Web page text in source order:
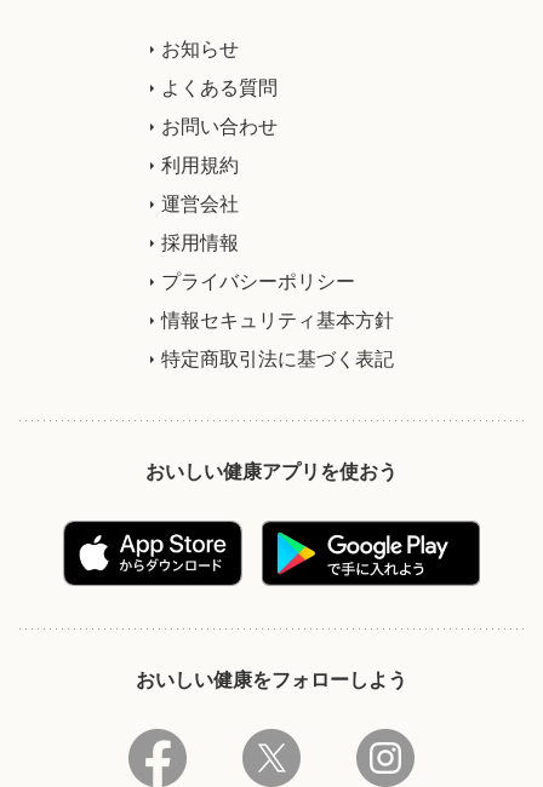
お知らせ
よくある質問
お問い合わせ
利用規約
運営会社
採用情報
プライバシーポリシー
情報セキュリティ基本方針
特定商取引法に基づく表記
おいしい健康アプリを使おう
おいしい健康をフォローしよう